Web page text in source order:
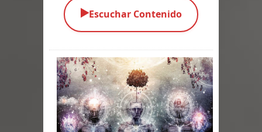
Parte 06: Coletazos
Parte 05: Los Horrores del Infierno
Parte 04: Oídos Sordos
▶️Escuchar Contenido